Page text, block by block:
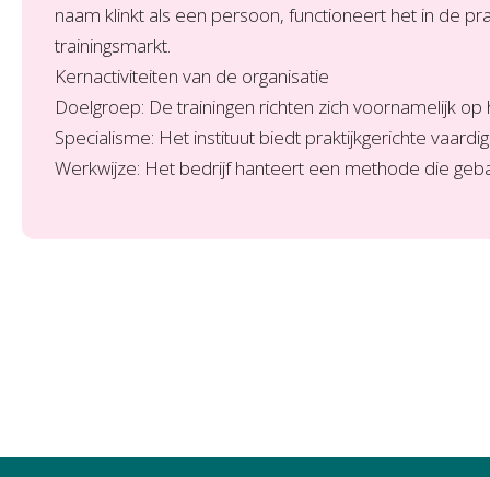
naam klinkt als een persoon, functioneert het in de
trainingsmarkt.
Kernactiviteiten van de organisatie
Doelgroep: De trainingen richten zich voornamelijk
Specialisme: Het instituut biedt praktijkgerichte
Werkwijze: Het bedrijf hanteert een methode die